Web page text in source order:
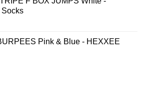
Pink & Blue - HEXXEE